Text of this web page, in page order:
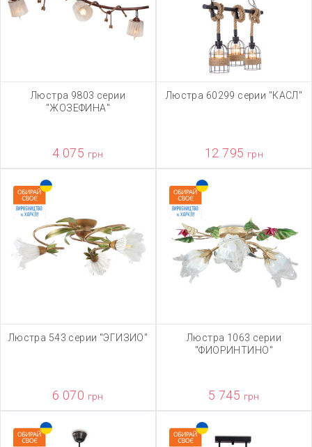
Люстра 9803 серии
"ЖОЗЕФИНА"
4 075 грн
Люстра 60299 серии "КАСЛ"
12 795 грн
Люстра 543 серии "ЭГИЗИО"
6 070 грн
Люстра 1063 серии
"ФИОРИНТИНО"
5 745 грн